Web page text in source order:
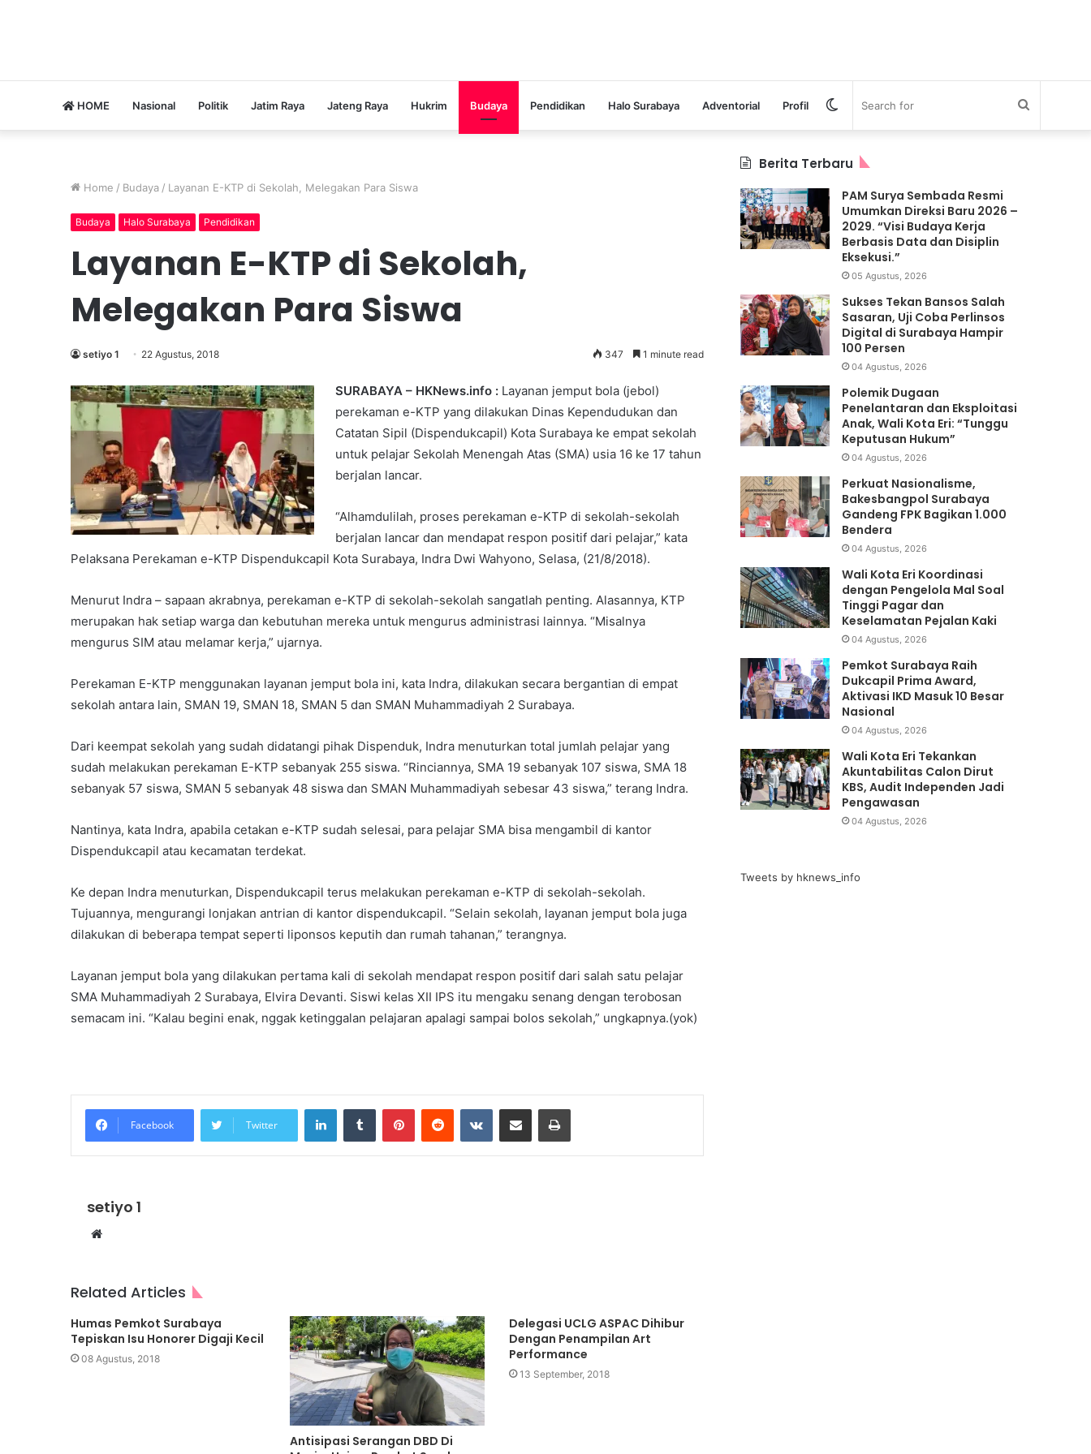
HOME Nasional Politik Jatim Raya Jateng Raya Hukrim Budaya Pendidikan Halo Surabaya Adventorial Profil Search
Switch
skin
Home / Budaya / Layanan E-KTP di Sekolah, Melegakan Para Siswa
Budaya Halo Surabaya Pendidikan
Layanan E-KTP di Sekolah,
Melegakan Para Siswa
setiyo 1 22 Agustus, 2018 347 1 minute read
SURABAYA – HKNews.info : Layanan jemput bola (jebol)
perekaman e-KTP yang dilakukan Dinas Kependudukan dan
Catatan Sipil (Dispendukcapil) Kota Surabaya ke empat sekolah
untuk pelajar Sekolah Menengah Atas (SMA) usia 16 ke 17 tahun
berjalan lancar.
“Alhamdulilah, proses perekaman e-KTP di sekolah-sekolah
berjalan lancar dan mendapat respon positif dari pelajar,” kata
Pelaksana Perekaman e-KTP Dispendukcapil Kota Surabaya, Indra Dwi Wahyono, Selasa, (21/8/2018).
Menurut Indra – sapaan akrabnya, perekaman e-KTP di sekolah-sekolah sangatlah penting. Alasannya, KTP
merupakan hak setiap warga dan kebutuhan mereka untuk mengurus administrasi lainnya. “Misalnya
mengurus SIM atau melamar kerja,” ujarnya.
Perekaman E-KTP menggunakan layanan jemput bola ini, kata Indra, dilakukan secara bergantian di empat
sekolah antara lain, SMAN 19, SMAN 18, SMAN 5 dan SMAN Muhammadiyah 2 Surabaya.
Dari keempat sekolah yang sudah didatangi pihak Dispenduk, Indra menuturkan total jumlah pelajar yang
sudah melakukan perekaman E-KTP sebanyak 255 siswa. “Rinciannya, SMA 19 sebanyak 107 siswa, SMA 18
sebanyak 57 siswa, SMAN 5 sebanyak 48 siswa dan SMAN Muhammadiyah sebesar 43 siswa,” terang Indra.
Nantinya, kata Indra, apabila cetakan e-KTP sudah selesai, para pelajar SMA bisa mengambil di kantor
Dispendukcapil atau kecamatan terdekat.
Ke depan Indra menuturkan, Dispendukcapil terus melakukan perekaman e-KTP di sekolah-sekolah.
Tujuannya, mengurangi lonjakan antrian di kantor dispendukcapil. “Selain sekolah, layanan jemput bola juga
dilakukan di beberapa tempat seperti liponsos keputih dan rumah tahanan,” terangnya.
Layanan jemput bola yang dilakukan pertama kali di sekolah mendapat respon positif dari salah satu pelajar
SMA Muhammadiyah 2 Surabaya, Elvira Devanti. Siswi kelas XII IPS itu mengaku senang dengan terobosan
semacam ini. “Kalau begini enak, nggak ketinggalan pelajaran apalagi sampai bolos sekolah,” ungkapnya.(yok)
Facebook Twitter
LinkedInTumblr PinterestReddit VKontakteShare via Email Print
setiyo 1
Website
Related Articles
Humas Pemkot Surabaya
Tepiskan Isu Honorer Digaji Kecil
08 Agustus, 2018
Antisipasi Serangan DBD Di
Delegasi UCLG ASPAC Dihibur
Dengan Penampilan Art
Performance
13 September, 2018
Berita Terbaru
PAM Surya Sembada Resmi
Umumkan Direksi Baru 2026 –
2029. “Visi Budaya Kerja
Berbasis Data dan Disiplin
Eksekusi.”
05 Agustus, 2026
Sukses Tekan Bansos Salah
Sasaran, Uji Coba Perlinsos
Digital di Surabaya Hampir
100 Persen
04 Agustus, 2026
Polemik Dugaan
Penelantaran dan Eksploitasi
Anak, Wali Kota Eri: “Tunggu
Keputusan Hukum”
04 Agustus, 2026
Perkuat Nasionalisme,
Bakesbangpol Surabaya
Gandeng FPK Bagikan 1.000
Bendera
04 Agustus, 2026
Wali Kota Eri Koordinasi
dengan Pengelola Mal Soal
Tinggi Pagar dan
Keselamatan Pejalan Kaki
04 Agustus, 2026
Pemkot Surabaya Raih
Dukcapil Prima Award,
Aktivasi IKD Masuk 10 Besar
Nasional
04 Agustus, 2026
Wali Kota Eri Tekankan
Akuntabilitas Calon Dirut
KBS, Audit Independen Jadi
Pengawasan
04 Agustus, 2026
Tweets by hknews_info